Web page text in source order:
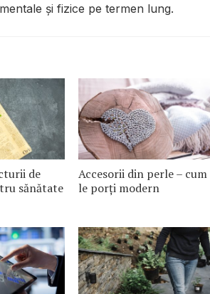
și fizice pe termen lung.
de
sănătate
Accesorii din perle – cum
le porți modern